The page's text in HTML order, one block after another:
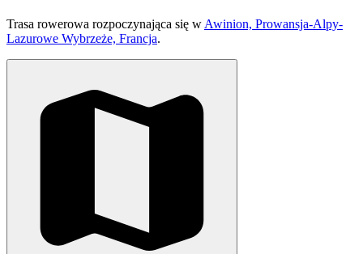
Trasa rowerowa rozpoczynająca się w Awinion, Prowansja-Alpy-
Lazurowe Wybrzeże, Francja.